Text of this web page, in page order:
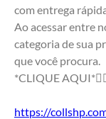
com entrega
Ao acessar entre
categoria de sua
que você procura.
*CLIQUE
https://